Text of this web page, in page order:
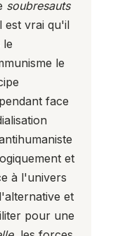
soubresauts
est vrai qu'il
le
le
face
et
à l'univers
et
pour une